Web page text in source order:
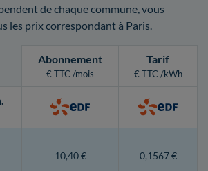
de chaque commune, vous
les prix correspondant à Paris.
Abonnement
€ TTC /mois
Tarif
€ TTC /kWh
.
10,40 € 0,1567 €